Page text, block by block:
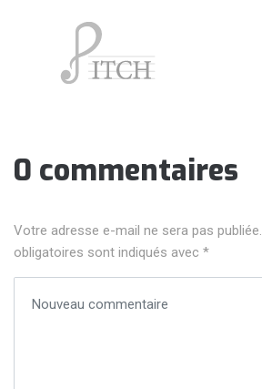
0 commentaires
Votre adresse e-mail ne sera pas publiée.
obligatoires sont indiqués avec *